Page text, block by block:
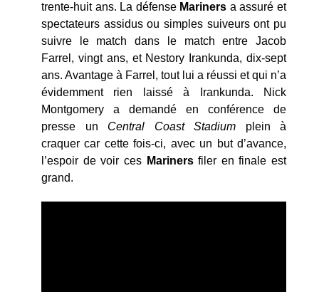
trente-huit ans. La défense Mariners a assuré et
spectateurs assidus ou simples suiveurs ont pu
suivre le match dans le match entre Jacob
Farrel, vingt ans, et Nestory Irankunda, dix-sept
ans. Avantage à Farrel, tout lui a réussi et qui n’a
évidemment rien laissé à Irankunda. Nick
Montgomery a demandé en conférence de
presse un Central Coast Stadium plein à
craquer car cette fois-ci, avec un but d’avance,
l’espoir de voir ces Marinersfiler en finale est
grand.